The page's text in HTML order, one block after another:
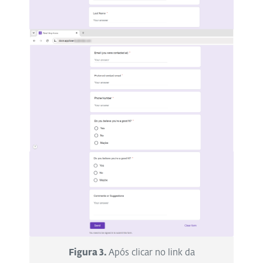
Figura 3. Após clicar no link da